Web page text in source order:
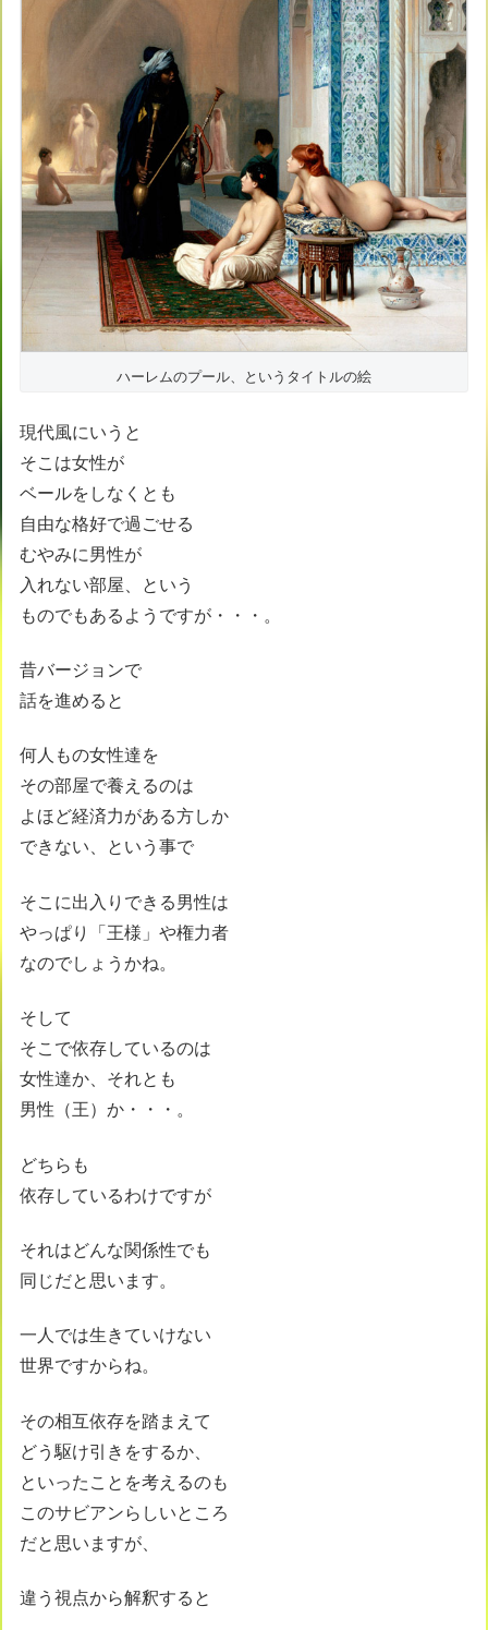
ハーレムのプール、というタイトルの絵
現代風にいうと
そこは女性が
ベールをしなくとも
自由な格好で過ごせる
むやみに男性が
入れない部屋、という
ものでもあるようですが・・・。
昔バージョンで
話を進めると
何人もの女性達を
その部屋で養えるのは
よほど経済力がある方しか
できない、という事で
そこに出入りできる男性は
やっぱり「王様」や権力者
なのでしょうかね。
そして
そこで依存しているのは
女性達か、それとも
男性（王）か・・・。
どちらも
依存しているわけですが
それはどんな関係性でも
同じだと思います。
一人では生きていけない
世界ですからね。
その相互依存を踏まえて
どう駆け引きをするか、
といったことを考えるのも
このサビアンらしいところ
だと思いますが、
違う視点から解釈すると